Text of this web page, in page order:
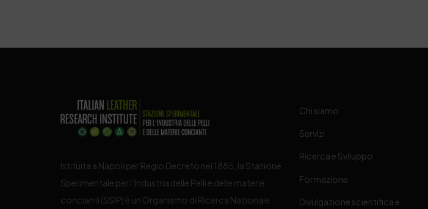
Istituita a Napoli per Regio Decreto nel 1885, la Stazione
Sperimentale per l’Industria delle Pelli e delle materie
concianti (SSIP) è un Organismo di Ricerca Nazionale
Chi siamo
Servizi
Ricerca e Sviluppo
Formazione
Divulgazione scientifica e